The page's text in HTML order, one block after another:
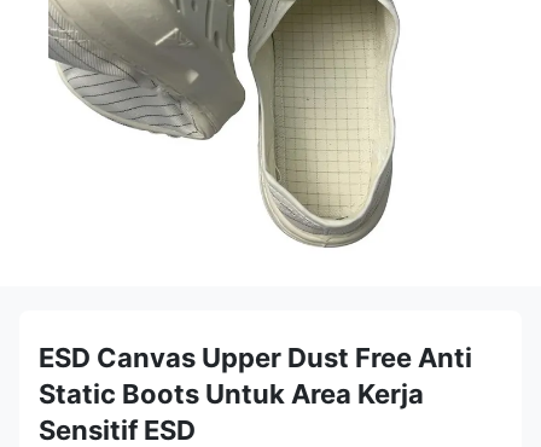
ESD Canvas Upper Dust Free Anti
Static Boots Untuk Area Kerja
Sensitif ESD